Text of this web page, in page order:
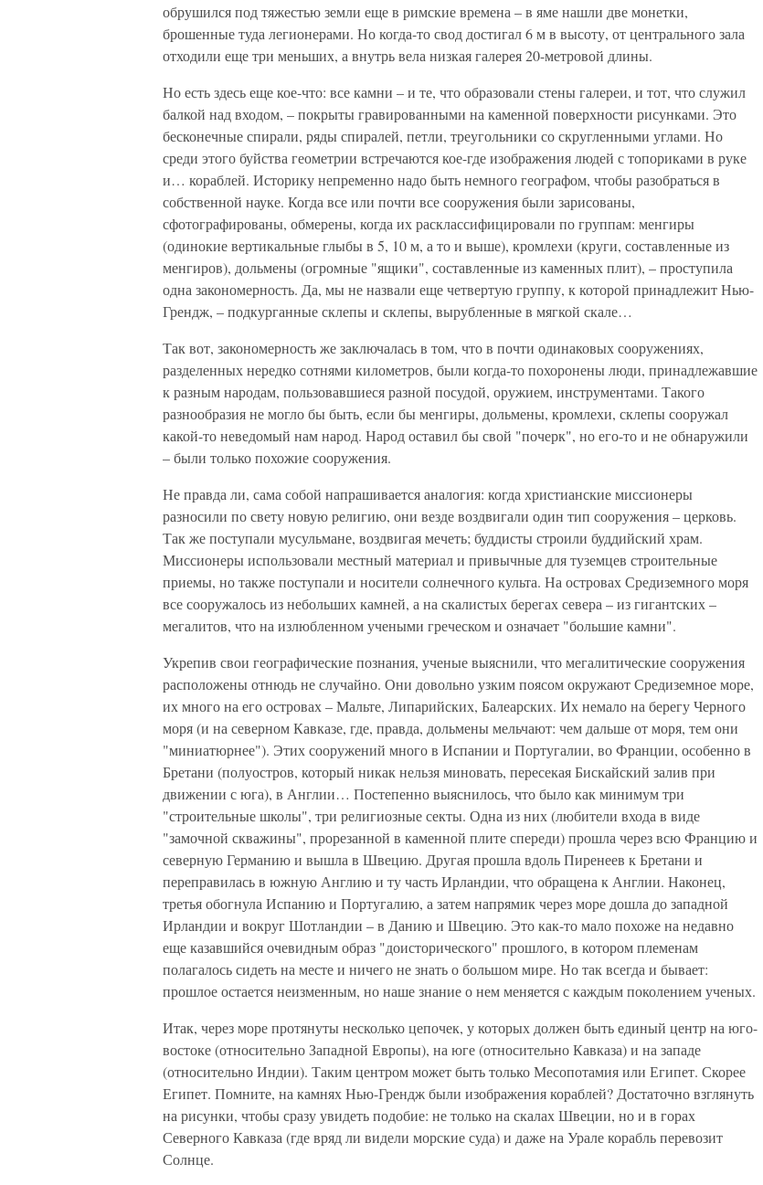
обрушился под тяжестью земли еще в римские времена – в яме нашли две монетки,
брошенные туда легионерами. Но когда-то свод достигал 6 м в высоту, от центрального зала
отходили еще три меньших, а внутрь вела низкая галерея 20-метровой длины.
Но есть здесь еще кое-что: все камни – и те, что образовали стены галереи, и тот, что служил
балкой над входом, – покрыты гравированными на каменной поверхности рисунками. Это
бесконечные спирали, ряды спиралей, петли, треугольники со скругленными углами. Но
среди этого буйства геометрии встречаются кое-где изображения людей с топориками в руке
и… кораблей. Историку непременно надо быть немного географом, чтобы разобраться в
собственной науке. Когда все или почти все сооружения были зарисованы,
сфотографированы, обмерены, когда их расклассифицировали по группам: менгиры
(одинокие вертикальные глыбы в 5, 10 м, а то и выше), кромлехи (круги, составленные из
менгиров), дольмены (огромные "ящики", составленные из каменных плит), – проступила
одна закономерность. Да, мы не назвали еще четвертую группу, к которой принадлежит Нью-
Грендж, – подкурганные склепы и склепы, вырубленные в мягкой скале…
Так вот, закономерность же заключалась в том, что в почти одинаковых сооружениях,
разделенных нередко сотнями километров, были когда-то похоронены люди, принадлежавшие
к разным народам, пользовавшиеся разной посудой, оружием, инструментами. Такого
разнообразия не могло бы быть, если бы менгиры, дольмены, кромлехи, склепы сооружал
какой-то неведомый нам народ. Народ оставил бы свой "почерк", но его-то и не обнаружили
– были только похожие сооружения.
Не правда ли, сама собой напрашивается аналогия: когда христианские миссионеры
разносили по свету новую религию, они везде воздвигали один тип сооружения – церковь.
Так же поступали мусульмане, воздвигая мечеть; буддисты строили буддийский храм.
Миссионеры использовали местный материал и привычные для туземцев строительные
приемы, но также поступали и носители солнечного культа. На островах Средиземного моря
все сооружалось из небольших камней, а на скалистых берегах севера – из гигантских –
мегалитов, что на излюбленном учеными греческом и означает "большие камни".
Укрепив свои географические познания, ученые выяснили, что мегалитические сооружения
расположены отнюдь не случайно. Они довольно узким поясом окружают Средиземное море,
их много на его островах – Мальте, Липарийских, Балеарских. Их немало на берегу Черного
моря (и на северном Кавказе, где, правда, дольмены мельчают: чем дальше от моря, тем они
"миниатюрнее"). Этих сооружений много в Испании и Португалии, во Франции, особенно в
Бретани (полуостров, который никак нельзя миновать, пересекая Бискайский залив при
движении с юга), в Англии… Постепенно выяснилось, что было как минимум три
"строительные школы", три религиозные секты. Одна из них (любители входа в виде
"замочной скважины", прорезанной в каменной плите спереди) прошла через всю Францию и
северную Германию и вышла в Швецию. Другая прошла вдоль Пиренеев к Бретани и
переправилась в южную Англию и ту часть Ирландии, что обращена к Англии. Наконец,
третья обогнула Испанию и Португалию, а затем напрямик через море дошла до западной
Ирландии и вокруг Шотландии – в Данию и Швецию. Это как-то мало похоже на недавно
еще казавшийся очевидным образ "доисторического" прошлого, в котором племенам
полагалось сидеть на месте и ничего не знать о большом мире. Но так всегда и бывает:
прошлое остается неизменным, но наше знание о нем меняется с каждым поколением ученых.
Итак, через море протянуты несколько цепочек, у которых должен быть единый центр на юго-
востоке (относительно Западной Европы), на юге (относительно Кавказа) и на западе
(относительно Индии). Таким центром может быть только Месопотамия или Египет. Скорее
Египет. Помните, на камнях Нью-Грендж были изображения кораблей? Достаточно взглянуть
на рисунки, чтобы сразу увидеть подобие: не только на скалах Швеции, но и в горах
Северного Кавказа (где вряд ли видели морские суда) и даже на Урале корабль перевозит
Солнце.